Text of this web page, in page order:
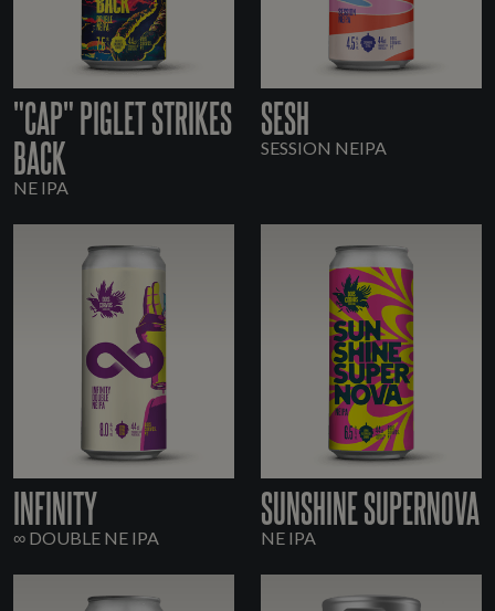
"CAP" PIGLET STRIKES
BACK
NE IPA
SESH
SESSION NEIPA
INFINITY
∞ DOUBLE NE IPA
SUNSHINE SUPERNOVA
NE IPA